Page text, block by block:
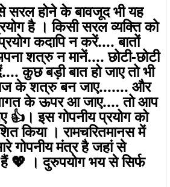
सरल होने के बावजूद भी यह
है । किसी सरल व्यक्ति को
कदापि न करें.... बातों
शत्रु न मानें.... छोटी-छोटी
कुछ बड़ी बात हो जाए तो भी
के शत्रु बन जाए....... और
के ऊपर आ जाए.... तो आप
👍। इस गोपनीय प्रयोग को
किया । रामचरितमानस में
गोपनीय मंत्र है जहां से
हैं 💖 । दुरुपयोग भय से सिर्फ